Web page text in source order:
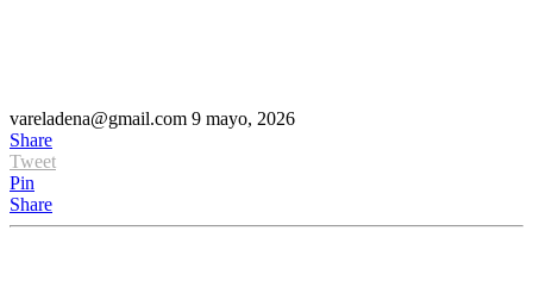
vareladena@gmail.com 9 mayo, 2026
Share
Tweet
Pin
Share